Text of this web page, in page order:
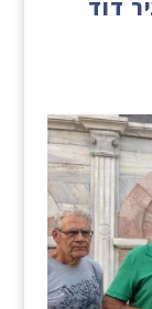
בעיר דוד